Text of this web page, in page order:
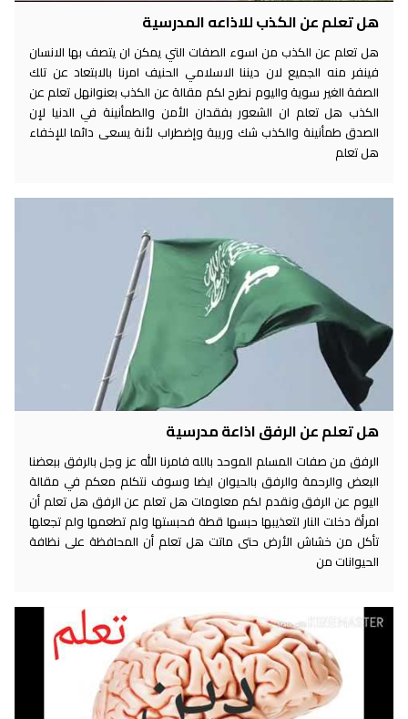
هل تعلم عن الكذب للاذاعه المدرسية
هل تعلم عن الكذب من اسوء الصفات التي يمكن ان يتصف بها الانسان
فينفر منه الجميع لان ديننا الاسلامي الحنيف امرنا بالابتعاد عن تلك
الصفة الغير سوية واليوم نطرح لكم مقالة عن الكذب بعنوانهل تعلم عن
الكذب هل تعلم ان الشعور بفقدان الأمن والطمأنينة في الدنيا لإن
الصدق طمأنينة والكذب شك وريبة وإضطراب لأنة يسعى دائما للإخفاء
هل تعلم
هل تعلم عن الرفق اذاعة مدرسية
الرفق من صفات المسلم الموحد بالله فامرنا الله عز وجل بالرفق ببعضنا
البعض والرحمة والرفق بالحيوان ايضا وسوف نتكلم معكم في مقالة
اليوم عن الرفق ونقدم لكم معلومات هل تعلم عن الرفق هل تعلم أن
امرأة دخلت النار لتعذيبها حبسها قطة فحبستها ولم تطعمها ولم تجعلها
تأكل من خشاش الأرض حتى ماتت هل تعلم أن المحافظة على نظافة
الحيوانات من